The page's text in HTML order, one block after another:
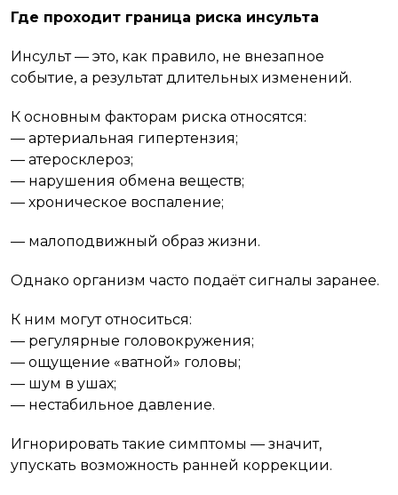
Где проходит граница риска инсульта
Инсульт — это, как правило, не внезапное
событие, а результат длительных изменений.
К основным факторам риска относятся:
— артериальная гипертензия;
— атеросклероз;
— нарушения обмена веществ;
— хроническое воспаление;
— малоподвижный образ жизни.
Однако организм часто подаёт сигналы заранее.
К ним могут относиться:
— регулярные головокружения;
— ощущение «ватной» головы;
— шум в ушах;
— нестабильное давление.
Игнорировать такие симптомы — значит,
упускать возможность ранней коррекции.